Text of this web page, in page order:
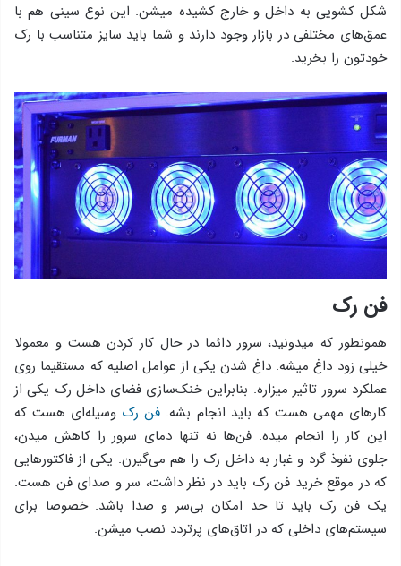
شکل کشویی به داخل و خارج کشیده میشن. این نوع سینی هم با
عمق‌های مختلفی در بازار وجود دارند و شما باید سایز متناسب با رک
خودتون را بخرید.
فن رک
همونطور که میدونید، سرور دائما در حال کار کردن هست و معمولا
خیلی زود داغ میشه. داغ شدن یکی از عوامل اصلیه که مستقیما روی
عملکرد سرور تاثیر میزاره. بنابراین خنک‌سازی فضای داخل رک یکی از
کارهای مهمی هست که باید انجام بشه. فن رک وسیله‌ای هست که
این کار را انجام میده. فن‌ها نه تنها دمای سرور را کاهش میدن،
جلوی نفوذ گرد و غبار به داخل رک را هم می‌گیرن. یکی از فاکتورهایی
که در موقع خرید فن رک باید در نظر داشت، سر و صدای فن هست.
یک فن رک باید تا حد امکان بی‌سر و صدا باشد. خصوصا برای
سیستم‌های داخلی که در اتاق‌های پرتردد نصب میشن.